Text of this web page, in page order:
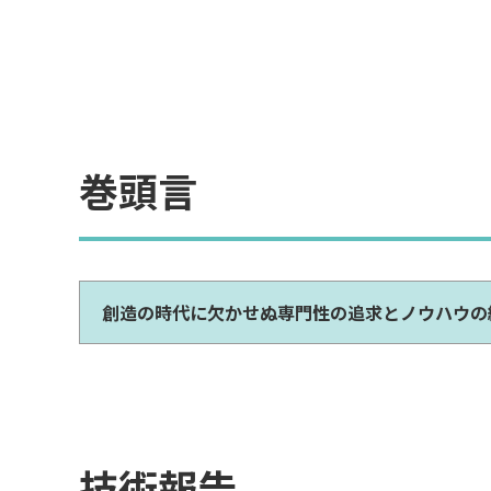
巻頭言
創造の時代に欠かせぬ専門性の追求とノウハウ